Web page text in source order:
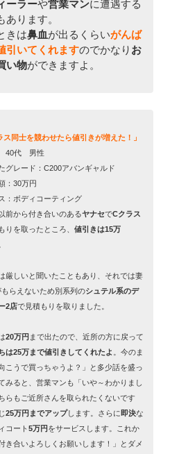
ーラーや営業マンに遭遇する
あります。
きは鼻血が出るくらいがんば
引いてくれますのでかなり お
い物ができますよ。
ス同士を競わせたら値引きが増えた！」
40代 男性
グレード：C200アバンギャルド
：30万円
：ボディコーティング
前から付き合いのあるヤナセでCクラス
りを取ったところ、 値引きは15万
厳しいと聞いたこともあり、それでは妻
らえないため別系列のシュテル系のデ
2店で見積もりを取りました。
20万円 まで出たので、近所の方に戻って
は25万まで値引きしてくれたよ
。今のま
こうで買っちゃうよ？」と多少話を盛っ
みると、 営業マンも「いや～わかりまし
らもご近所さんを取られたくないです
25万円までアップします。さらに 即決な
コート5万円 をサービスします。これか
き合いよろしくお願いします！」
とダメ